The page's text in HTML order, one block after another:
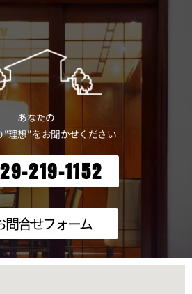
あなたの
”理想” をお聞かせください
219-1152
問合せフォーム